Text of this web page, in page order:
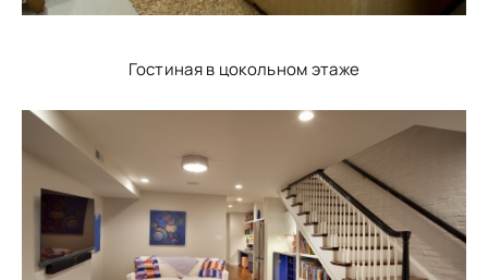
Гостиная в цокольном этаже